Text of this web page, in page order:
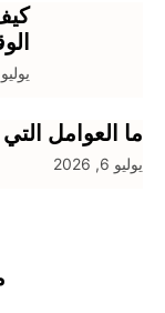
كيف
العوامل التي